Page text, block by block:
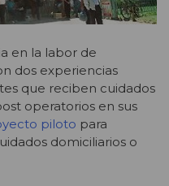
en la labor de
dos experiencias
que reciben cuidados
operatorios en sus
piloto para
domiciliarios o